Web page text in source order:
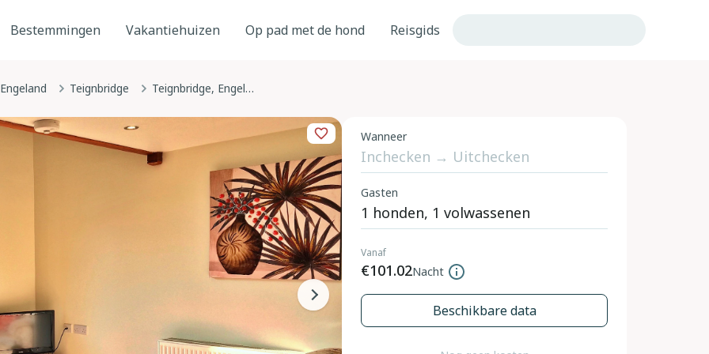
Bestemmingen Vakantiehuizen Op pad met de hond Reisgids
Engeland Teignbridge Teignbridge, Engeland
Wanneer
Gasten
Vanaf
€101.02Nacht
Beschikbare data